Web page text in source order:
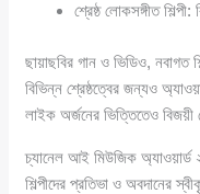
শ্রেষ্ঠ লোকসঙ্গীত শিল্পী:
ছায়াছবির গান ও ভিডিও, নবাগত
বিভিন্ন শ্রেষ্ঠত্বের জন্যও
লাইক অর্জনের ভিত্তিতেও বিজয়ী
চ্যানেল আই মিউজিক অ্যাওয়ার্ড
শিল্পীদের প্রতিভা ও অবদানের